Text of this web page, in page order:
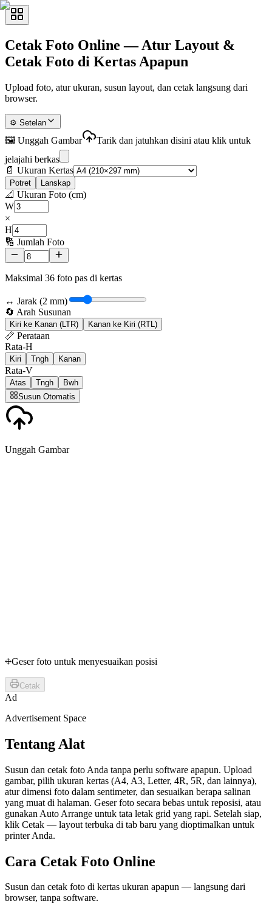
Cetak Foto Online — Atur Layout &
Cetak Foto di Kertas Apapun
Upload foto, atur ukuran, susun layout, dan cetak langsung dari
browser.
⚙️ Setelan
🖼️ Unggah Gambar
Tarik dan jatuhkan disini atau klik untuk
jelajahi berkas
📄 Ukuran Kertas
Potret Lanskap
📐 Ukuran Foto (cm)
W
×
H
🔢 Jumlah Foto
Maksimal 36 foto pas di kertas
↔️ Jarak (2 mm)
🔄 Arah Susunan
Kiri ke Kanan (LTR) Kanan ke Kiri (RTL)
📏 Perataan
Rata-H
Kiri Tngh Kanan
Rata-V
Atas Tngh
Bwh
Susun Otomatis
Unggah Gambar
Geser foto untuk menyesuaikan posisi
Cetak
Ad
Advertisement Space
Tentang Alat
Susun dan cetak foto Anda tanpa perlu software apapun. Upload
gambar, pilih ukuran kertas (A4, A3, Letter, 4R, 5R, dan lainnya),
atur dimensi foto dalam sentimeter, dan sesuaikan berapa salinan
yang muat di halaman. Geser foto secara bebas untuk reposisi, atau
gunakan Auto Arrange untuk tata letak grid yang rapi. Setelah siap,
klik Cetak — layout terbuka di tab baru yang dioptimalkan untuk
printer Anda.
Cara Cetak Foto Online
Susun dan cetak foto di kertas ukuran apapun — langsung dari
browser, tanpa software.